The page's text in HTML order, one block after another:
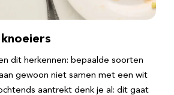
dit herkennen: bepaalde soorten
gewoon niet samen met een wit
aantrekt denk je al: dit gaat